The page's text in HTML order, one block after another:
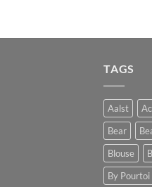
TAGS
Aalst
Bear
Blouse
By Pourtoi